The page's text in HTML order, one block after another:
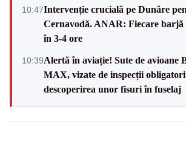
10:47Intervenție crucială pe Dunăre
Cernavodă. ANAR: Fiecare barjă
în 3-4 ore
10:39Alertă în aviație! Sute de avioane
MAX, vizate de inspecții
descoperirea unor fisuri în fuselaj